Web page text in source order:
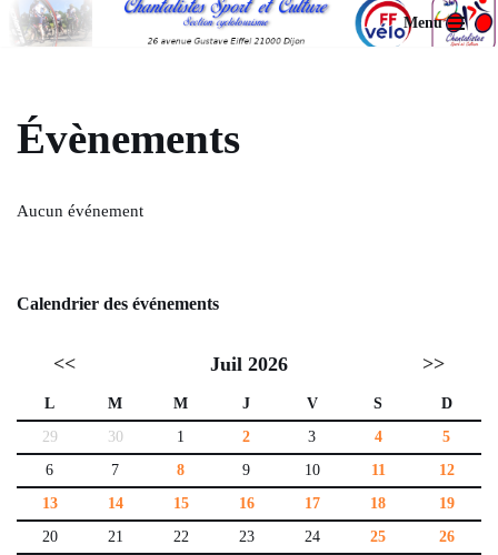
contenu
Menu
Évènements
Aucun événement
Calendrier des événements
<< Juil 2026 >>
L M M J V S
D
29
30 1 2 3 4
5
6
7 8 9 10 11
12
13
14 15 16 17 18
19
20
21 22 23 24 25
26